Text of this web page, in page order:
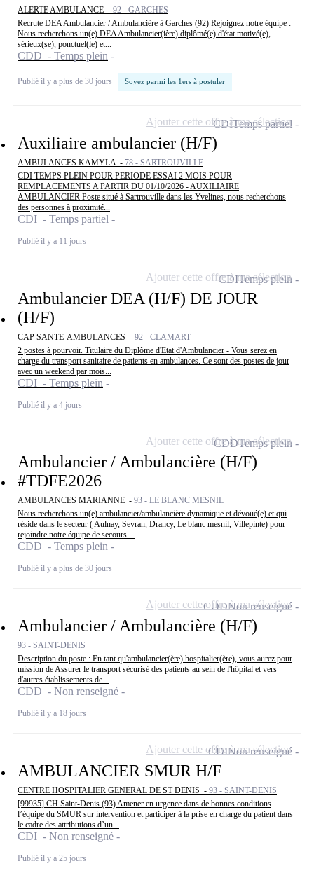
ALERTE AMBULANCE - 92 - GARCHES
Recrute DEA Ambulancier / Ambulancière à Garches (92) Rejoignez notre équipe :
Nous recherchons un(e) DEA Ambulancier(ière) diplômé(e) d'état motivé(e),
sérieux(se), ponctuel(le) et...
CDD - Temps plein
Publié il y a plus de 30 jours Soyez parmi les 1ers à postuler
Auxiliaire ambulancier (H/F)
AMBULANCES KAMYLA - 78 - SARTROUVILLE
CDI TEMPS PLEIN POUR PERIODE ESSAI 2 MOIS POUR
REMPLACEMENTS A PARTIR DU 01/10/2026 - AUXILIAIRE
AMBULANCIER Poste situé à Sartrouville dans les Yvelines, nous recherchons
des personnes à proximité...
CDI - Temps partiel
Publié il y a 11 jours
CDITemps partiel
Ajouter cette offre à ma sélection
Ambulancier DEA (H/F) DE JOUR
(H/F)
CAP SANTE-AMBULANCES - 92 - CLAMART
2 postes à pourvoir. Titulaire du Diplôme d'Etat d'Ambulancier - Vous serez en
charge du transport sanitaire de patients en ambulances. Ce sont des postes de jour
avec un weekend par mois...
CDI - Temps plein
Publié il y a 4 jours
CDITemps plein
Ajouter cette offre à ma sélection
Ambulancier / Ambulancière (H/F)
#TDFE2026
AMBULANCES MARIANNE - 93 - LE BLANC MESNIL
Nous recherchons un(e) ambulancier/ambulancière dynamique et dévoué(e) et qui
réside dans le secteur ( Aulnay, Sevran, Drancy, Le blanc mesnil, Villepinte) pour
rejoindre notre équipe de secours....
CDD - Temps plein
Publié il y a plus de 30 jours
CDDTemps plein
Ajouter cette offre à ma sélection
Ambulancier / Ambulancière (H/F)
93 - SAINT-DENIS
Description du poste : En tant qu'ambulancier(ère) hospitalier(ère), vous aurez pour
mission de Assurer le transport sécurisé des patients au sein de l'hôpital et vers
d'autres établissements de...
CDD - Non renseigné
Publié il y a 18 jours
CDDNon renseigné
Ajouter cette offre à ma sélection
AMBULANCIER SMUR H/F
CENTRE HOSPITALIER GENERAL DE ST DENIS - 93 - SAINT-DENIS
[99935] CH Saint-Denis (93) Amener en urgence dans de bonnes conditions
l’équipe du SMUR sur intervention et participer à la prise en charge du patient dans
le cadre des attributions d’un...
CDI - Non renseigné
Publié il y a 25 jours
CDINon renseigné
Ajouter cette offre à ma sélection